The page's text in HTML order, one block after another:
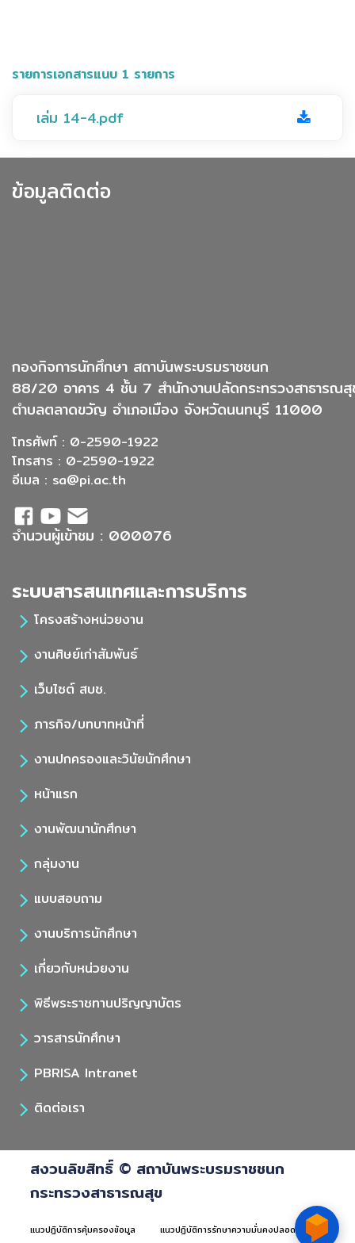
รายการเอกสารแนบ 1 รายการ
เล่ม 14-4.pdf
ข้อมูลติดต่อ
กองกิจการนักศึกษา สถาบันพระบรมราชชนก
88/20 อาคาร 4 ชั้น 7 สำนักงานปลัดกระทรวงสาธารณ
ตำบลตลาดขวัญ อำเภอเมือง จังหวัดนนทบุรี 11000
โทรศัพท์ : 0-2590-1922
โทรสาร : 0-2590-1922
อีเมล : sa@pi.ac.th
จำนวนผู้เข้าชม : 000076
ระบบสารสนเทศและการบริการ
โครงสร้างหน่วยงาน
งานศิษย์เก่าสัมพันธ์
เว็บไซต์ สบช.
ภารกิจ/บทบาทหน้าที่
งานปกครองและวินัยนักศึกษา
หน้าแรก
งานพัฒนานักศึกษา
กลุ่มงาน
แบบสอบถาม
งานบริการนักศึกษา
เกี่ยวกับหน่วยงาน
พิธีพระราชทานปริญญาบัตร
วารสารนักศึกษา
PBRISA Intranet
ติดต่อเรา
สงวนลิขสิทธิ์ © สถาบันพระบรมราชชนก
กระทรวงสาธารณสุข
แนวปฏิบัติการคุ้มครองข้อมูล แนวปฏิบัติการรักษาความมั่นคงปลอดภัยด้าน